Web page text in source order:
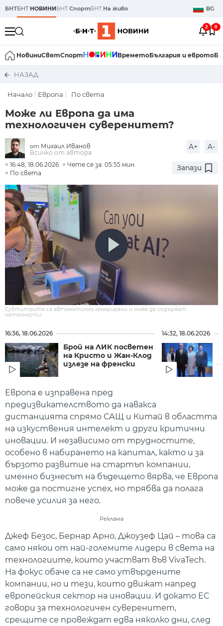
БНТБНТ НОВИНИБНТСпортБНТ На живо BG
2 0
НовиниСвятСпорт ВреметоБългария и еврото
НАЗАД
Начало Европа По света
Може ли Европа да има
технологичен суверенитет?
от Михаил Иванов
Всичко от автора
A+ A-
16:48, 18.06.2026
Чете се за: 05:55 мин.
По света
Запази
Субтитрите са автоматично генерирани и може да съдържат
неточности.
16:36, 18.06.2026
Брой на ЛИК посветен
на Кристо и Жан-Клод
излезе на френски
14:32, 18.06.2026
Европа е изправена пред
предизвикателството да навакса
дистанцията спрямо САЩ и Китай в областта
на изкуствения интелект и други критични
иновации. И независимо от трудностите,
особено в набирането на капитал, както и за
бързото развитие на стартъп компании,
именно бизнесът на бъдещето вярва, че Европа
може да постигне успех, но трябва да полага
повече усилия за него.
Реклама
Джеф Безос, Бернар Арно, Джоузеф Цай – това са
само някои от най-големите лидери в света на
технологиите, които участват във VivaTech.
На фокус обаче са не само утвърдените
компании, но и тези, които движат напред
европейския сектор на иновации. И докато ЕС
говори за технологичен суверенитет,
срещите се провеждат едва няколко дни, след